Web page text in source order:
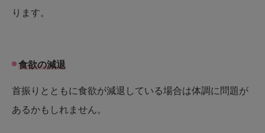
ります。
食欲の減退
首振りとともに食欲が減退している場合は体調に問題が
あるかもしれません。